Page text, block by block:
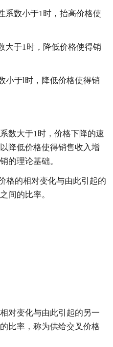
系数小于1时，抬高价格使
大于1时，降低价格使得销
小于l时，降低价格使得销
数大于1时，价格下降的速
降低价格使得销售收入增
的理论基础。
格的相对变化与由此引起的
间的比率。
对变化与由此引起的另一
比率，称为供给交叉价格